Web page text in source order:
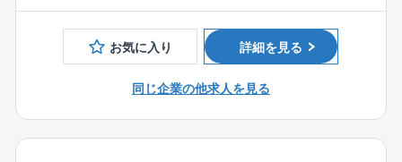
■特徴・魅力
人々の生活の再構築のための金額を算定する、とても
同社では多くの女性社員が活躍しており、補償課では
す。
お気に入り 詳細を見る
同じ企業の他求人を見る